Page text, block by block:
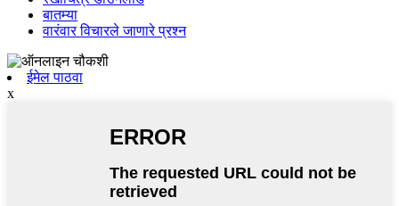
बातम्या
वारंवार विचारले जाणारे प्रश्न
ईमेल पाठवा
x